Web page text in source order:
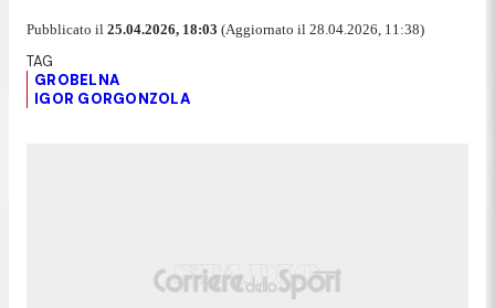
Pubblicato il 25.04.2026, 18:03 (Aggiornato il 28.04.2026, 11:38)
GROBELNA
IGOR GORGONZOLA